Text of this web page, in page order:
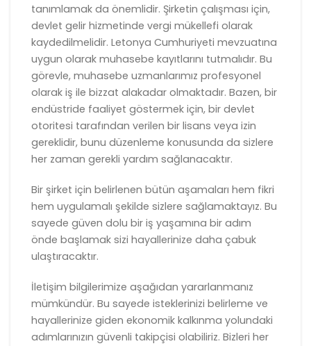
tanımlamak da önemlidir. Şirketin çalışması için,
devlet gelir hizmetinde vergi mükellefi olarak
kaydedilmelidir. Letonya Cumhuriyeti mevzuatına
uygun olarak muhasebe kayıtlarını tutmalıdır. Bu
görevle, muhasebe uzmanlarımız profesyonel
olarak iş ile bizzat alakadar olmaktadır. Bazen, bir
endüstride faaliyet göstermek için, bir devlet
otoritesi tarafından verilen bir lisans veya izin
gereklidir, bunu düzenleme konusunda da sizlere
her zaman gerekli yardım sağlanacaktır.
Bir şirket için belirlenen bütün aşamaları hem fikri
hem uygulamalı şekilde sizlere sağlamaktayız. Bu
sayede güven dolu bir iş yaşamına bir adım
önde başlamak sizi hayallerinize daha çabuk
ulaştıracaktır.
İletişim bilgilerimize aşağıdan yararlanmanız
mümkündür. Bu sayede isteklerinizi belirleme ve
hayallerinize giden ekonomik kalkınma yolundaki
adımlarınızın güvenli takipçisi olabiliriz. Bizleri her